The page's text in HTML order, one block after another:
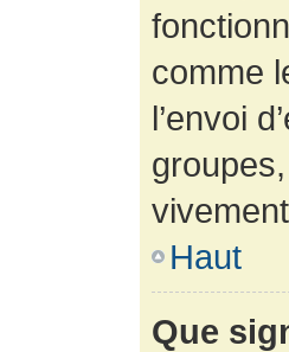
comme
l’envoi
Haut
Que